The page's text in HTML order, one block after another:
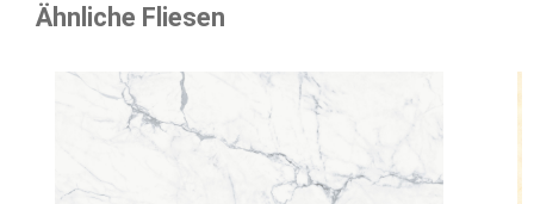
Ähnliche Fliesen